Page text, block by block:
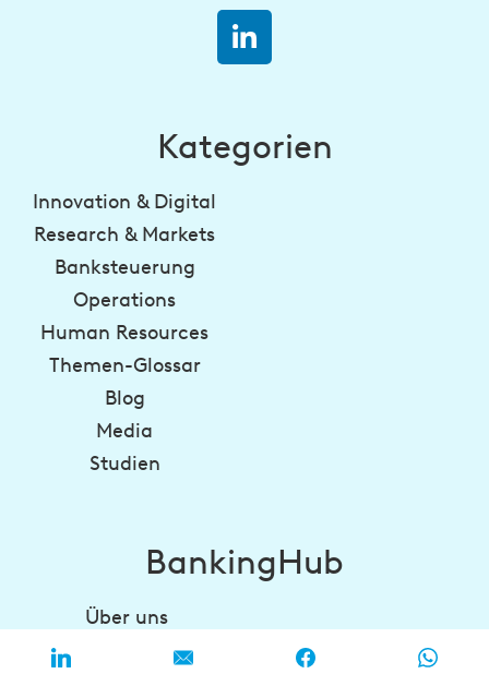
Kategorien
Innovation & Digital
Research & Markets
Banksteuerung
Operations
Human Resources
Themen-Glossar
Blog
Media
Studien
BankingHub
Über uns
Newsletter